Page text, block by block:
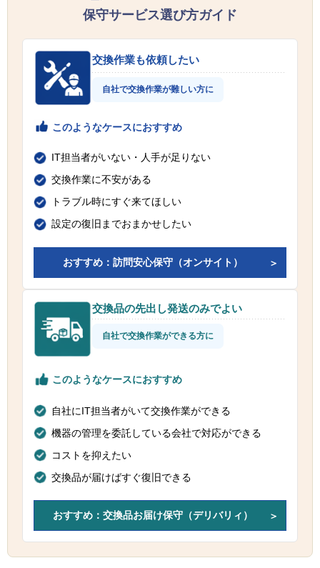
保守サービス選び方ガイド
交換作業も依頼したい
自社で交換作業が難しい方に
このようなケースにおすすめ
IT担当者がいない・人手が足りない
交換作業に不安がある
トラブル時にすぐ来てほしい
設定の復旧までおまかせしたい
おすすめ：訪問安心保守（オンサイト）
交換品の先出し発送のみでよい
自社で交換作業ができる方に
このようなケースにおすすめ
自社にIT担当者がいて交換作業ができる
機器の管理を委託している会社で対応ができる
コストを抑えたい
交換品が届けばすぐ復旧できる
おすすめ：交換品お届け保守（デリバリィ）